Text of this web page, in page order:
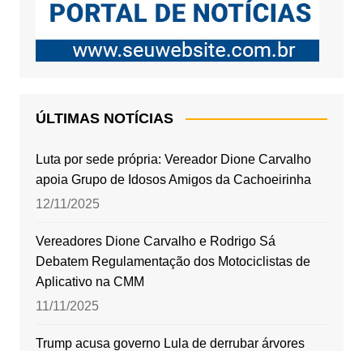
ÚLTIMAS NOTÍCIAS
Luta por sede própria: Vereador Dione Carvalho
apoia Grupo de Idosos Amigos da Cachoeirinha
12/11/2025
Vereadores Dione Carvalho e Rodrigo Sá
Debatem Regulamentação dos Motociclistas de
Aplicativo na CMM
11/11/2025
Trump acusa governo Lula de derrubar árvores